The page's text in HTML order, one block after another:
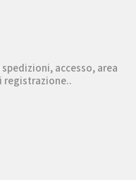
accesso, area
registrazione..